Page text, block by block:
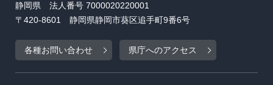
静岡県 法人番号 7000020220001
〒420-8601 静岡県静岡市葵区追手町9番6号
各種お問い合わせ 県庁へのアクセス